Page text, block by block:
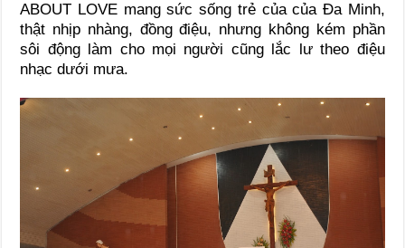
ABOUT LOVE mang sức sống trẻ của của Đa Minh,
thật nhịp nhàng, đồng điệu, nhưng không kém phần
sôi động làm cho mọi người cũng lắc lư theo điệu
nhạc dưới mưa.